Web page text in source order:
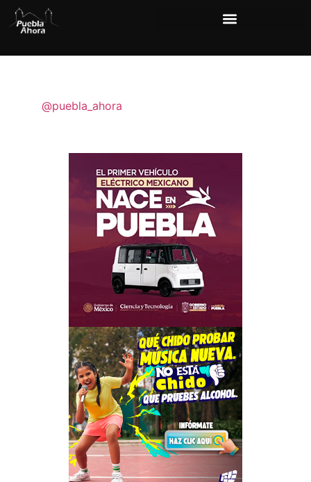
@puebla_ahora